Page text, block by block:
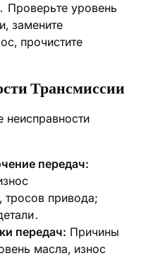
Проверьте уровень
замените
прочистите
Трансмиссии
неисправности
передач:
тросов привода;
передач: Причины
масла‚ износ